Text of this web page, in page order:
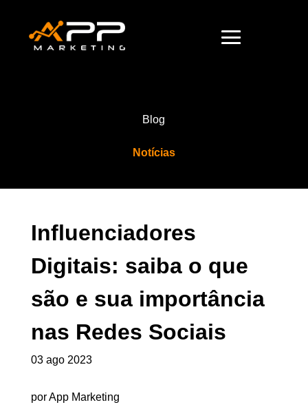
Blog
Notícias
Influenciadores
Digitais: saiba o que
são e sua importância
nas Redes Sociais
03 ago 2023
por App Marketing